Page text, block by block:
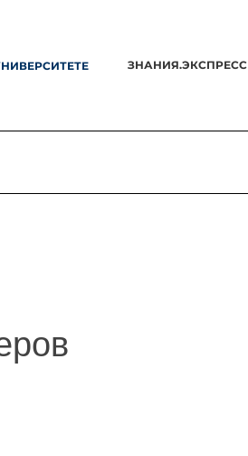
ЗНАНИЯ.ЭКСПРЕСС